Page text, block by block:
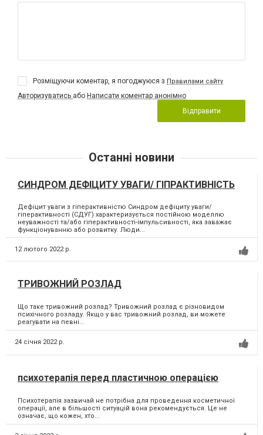
Розміщуючи коментар, я погоджуюся з Правилами сайту
Авторизуватись або Написати коментар анонімно
Відправити
Останні новини
СИНДРОМ ДЕФІЦИТУ УВАГИ/ ГІПРАКТИВНІСТЬ
Дефіцит уваги з гіперактивністю Синдром дефіциту уваги/
гіперактивності (СДУГ) характеризується постійною моделлю
неуважності та/або гіперактивності-імпульсивності, яка заважає
функціонуванню або розвитку. Люди...
12 лютого 2022 р.
ТРИВОЖНИЙ РОЗЛАД
Що таке тривожний розлад? Тривожний розлад є різновидом
психічного розладу. Якщо у вас тривожний розлад, ви можете
реагувати на певні...
24 січня 2022 р.
психотерапія перед пластичною операцією
Психотерапія зазвичай не потрібна для проведення косметичної
операції, але в більшості ситуацій вона рекомендується. Це не
означає, що кожен, хто...